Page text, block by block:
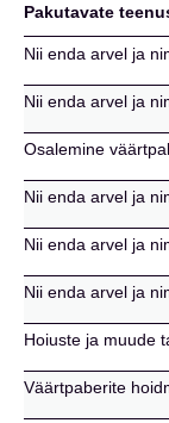
Pakutavate
Nii enda arvel ja
Nii enda arvel ja
Osalemine
Nii enda arvel ja
Nii enda arvel ja
Nii enda arvel ja
Hoiuste ja muude
Väärtpaberite